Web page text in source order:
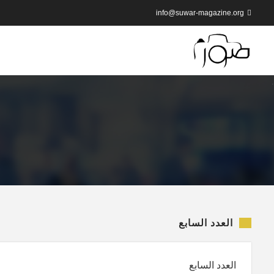
info@suwar-magazine.org
العدد السابع
العدد السابع